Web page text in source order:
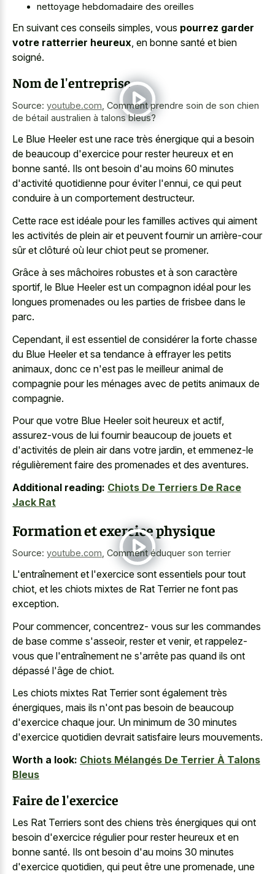
nettoyage hebdomadaire des oreilles
En suivant ces conseils simples, vous pourrez garder
votre ratterrier heureux, en bonne santé et bien
soigné.
Nom de l'entreprise
Source: youtube.com Comment prendre soin de son chien
de bétail australien à talons bleus?
Le Blue Heeler est une race très énergique qui a besoin
de beaucoup d'exercice pour rester heureux et en
bonne santé. Ils ont besoin d'au moins 60 minutes
d'activité quotidienne pour éviter l'ennui, ce qui peut
conduire à un comportement destructeur.
Cette race est idéale pour les familles actives qui aiment
les activités de plein air et peuvent fournir un arrière-cour
sûr et clôturé où leur chiot peut se promener.
Grâce à ses mâchoires robustes et à son caractère
sportif, le Blue Heeler est un compagnon idéal pour les
longues promenades ou les parties de frisbee dans le
parc.
Cependant, il est essentiel de considérer la forte chasse
du Blue Heeler et sa tendance à effrayer les petits
animaux, donc ce n'est pas le meilleur animal de
compagnie pour les ménages avec de petits animaux de
compagnie.
Pour que votre Blue Heeler soit heureux et actif,
assurez-vous de lui fournir beaucoup de jouets et
d'activités de plein air dans votre jardin, et emmenez-le
régulièrement faire des promenades et des aventures.
Additional reading: Chiots De Terriers De Race
Jack Rat
Formation et exercice physique
Source: youtube.com Comment éduquer son terrier
L'entraînement et l'exercice sont essentiels pour tout
chiot, et les chiots mixtes de Rat Terrier ne font pas
exception.
Pour commencer, concentrez- vous sur les commandes
de base comme s'asseoir, rester et venir, et rappelez-
vous que l'entraînement ne s'arrête pas quand ils ont
dépassé l'âge de chiot.
Les chiots mixtes Rat Terrier sont également très
énergiques, mais ils n'ont pas besoin de beaucoup
d'exercice chaque jour. Un minimum de 30 minutes
d'exercice quotidien devrait satisfaire leurs mouvements.
Worth a look: Chiots Mélangés De Terrier À Talons
Bleus
Faire de l'exercice
Les Rat Terriers sont des chiens très énergiques qui ont
besoin d'exercice régulier pour rester heureux et en
bonne santé. Ils ont besoin d'au moins 30 minutes
d'exercice quotidien, qui peut être une promenade, une